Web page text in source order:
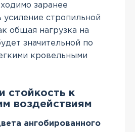
заранее
усиление стропильной
общая нагрузка на
значительной по
кровельными
стойкость к
воздействиям
ангобированного